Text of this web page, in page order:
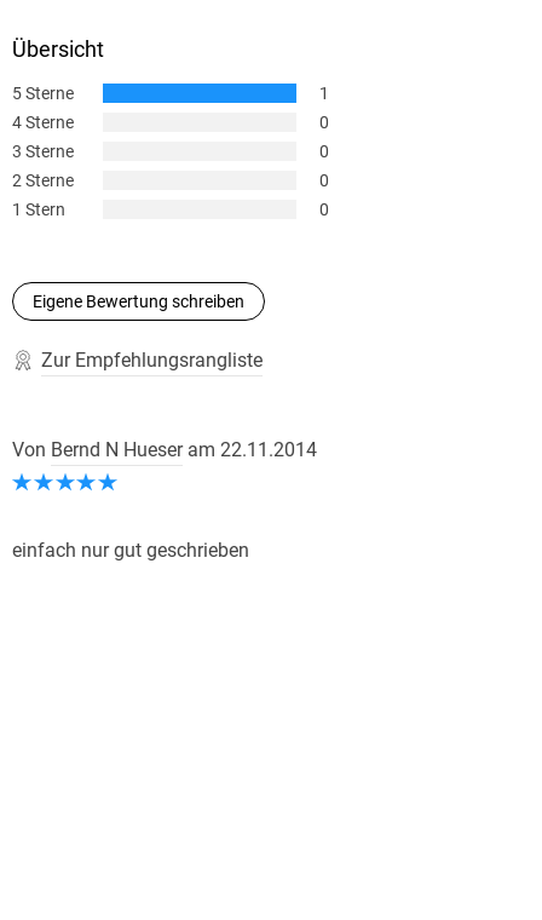
Übersicht
5 Sterne
1
4 Sterne
0
3 Sterne
0
2 Sterne
0
1 Stern
0
Eigene Bewertung schreiben
Zur Empfehlungsrangliste
Von Bernd N Hueser am 22.11.2014
einfach nur gut geschrieben